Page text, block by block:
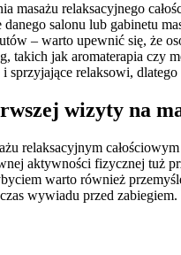
masażu relaksacyjnego
salonu lub gabinetu
– warto upewnić się, że
takich jak aromaterapia czy
sprzyjające relaksowi,
wizyty na
relaksacyjnym
aktywności fizycznej tuż
warto również
wywiadu przed